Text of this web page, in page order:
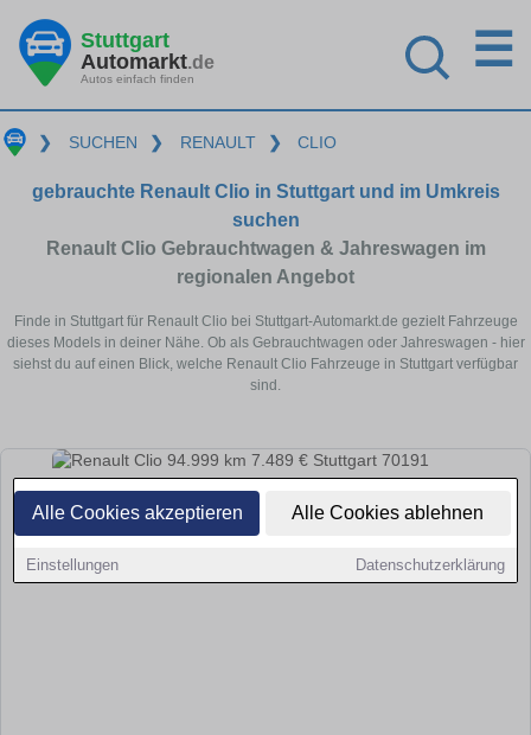
Alle Cookies akzeptieren Alle Cookies ablehnen
Einstellungen Datenschutzerklärung
Stuttgart
Automarkt.de
Autos einfach finden
☰
❯ SUCHEN ❯ RENAULT ❯ CLIO
gebrauchte Renault Clio in Stuttgart und im Umkreis
suchen
Renault Clio Gebrauchtwagen & Jahreswagen im
regionalen Angebot
Finde in Stuttgart für Renault Clio bei Stuttgart-Automarkt.de gezielt Fahrzeuge
dieses Models in deiner Nähe. Ob als Gebrauchtwagen oder Jahreswagen - hier
siehst du auf einen Blick, welche Renault Clio Fahrzeuge in Stuttgart verfügbar
sind.